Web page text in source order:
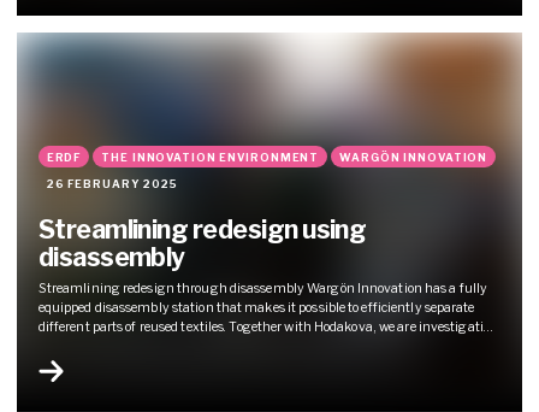
ERDF THE INNOVATION ENVIRONMENT
WARGÖN INNOVATION
26 FEBRUARY 2025
Streamlining redesign using
disassembly
Streamlining redesign through disassembly Wargön Innovation has a fully
equipped disassembly station that makes it possible to efficiently separate
different parts of reused textiles. Together with Hodakova, we are investigating
upcycled garments. Disassembly is an important component to ensure that...